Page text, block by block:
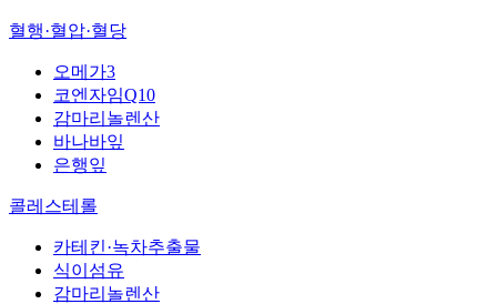
혈행·혈압·혈당
오메가3
코엔자임Q10
감마리놀렌산
바나바잎
은행잎
콜레스테롤
카테킨·녹차추출물
식이섬유
감마리놀렌산